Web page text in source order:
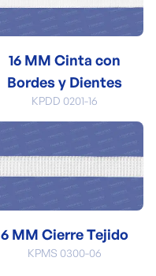
16 MM Cinta con
Bordes y Dientes
KPDD 0201-16
6 MM Cierre Tejido
KPMS 0300-06